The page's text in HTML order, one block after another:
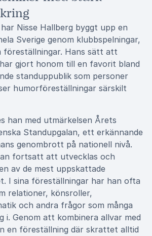
Nisse Hallberg byggt upp en
Sverige genom klubbspelningar,
föreställningar. Hans sätt att
gjort honom till en favorit bland
standuppublik som personer
humorföreställningar särskilt
han med utmärkelsen Årets
Standupgalan, ett erkännande
genombrott på nationell nivå.
fortsatt att utvecklas och
av de mest uppskattade
I sina föreställningar har han ofta
relationer, könsroller,
och andra frågor som många
i. Genom att kombinera allvar med
en föreställning där skrattet alltid